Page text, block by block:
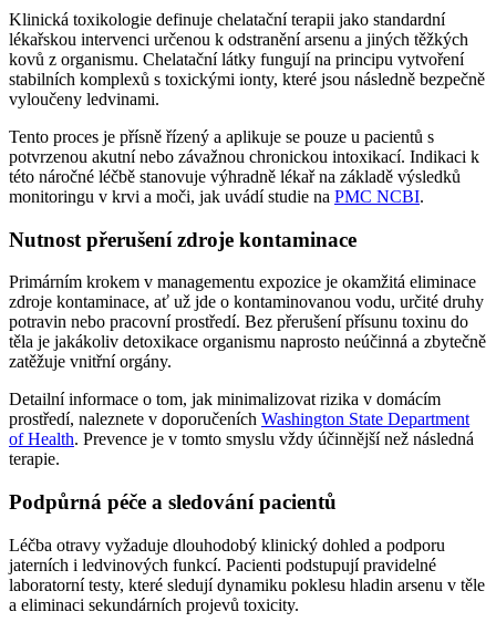
Klinická toxikologie definuje chelatační terapii jako standardní
lékařskou intervenci určenou k odstranění arsenu a jiných těžkých
kovů z organismu. Chelatační látky fungují na principu vytvoření
stabilních komplexů s toxickými ionty, které jsou následně bezpečně
vyloučeny ledvinami.
Tento proces je přísně řízený a aplikuje se pouze u pacientů s
potvrzenou akutní nebo závažnou chronickou intoxikací. Indikaci k
této náročné léčbě stanovuje výhradně lékař na základě výsledků
monitoringu v krvi a moči, jak uvádí studie na PMC NCBI.
Nutnost přerušení zdroje kontaminace
Primárním krokem v managementu expozice je okamžitá eliminace
zdroje kontaminace, ať už jde o kontaminovanou vodu, určité druhy
potravin nebo pracovní prostředí. Bez přerušení přísunu toxinu do
těla je jakákoliv detoxikace organismu naprosto neúčinná a zbytečně
zatěžuje vnitřní orgány.
Detailní informace o tom, jak minimalizovat rizika v domácím
prostředí, naleznete v doporučeních Washington State Department
of Health. Prevence je v tomto smyslu vždy účinnější než následná
terapie.
Podpůrná péče a sledování pacientů
Léčba otravy vyžaduje dlouhodobý klinický dohled a podporu
jaterních i ledvinových funkcí. Pacienti podstupují pravidelné
laboratorní testy, které sledují dynamiku poklesu hladin arsenu v těle
a eliminaci sekundárních projevů toxicity.